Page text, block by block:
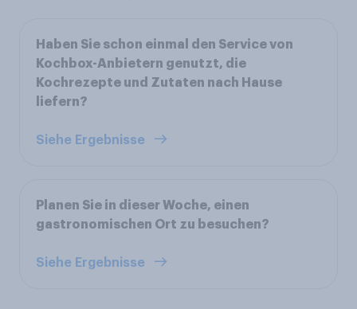
Haben Sie schon einmal den Service von
Kochbox-Anbietern genutzt, die
Kochrezepte und Zutaten nach Hause
liefern?
Siehe Ergebnisse
Planen Sie in dieser Woche, einen
gastronomischen Ort zu besuchen?
Siehe Ergebnisse